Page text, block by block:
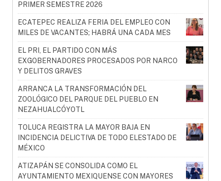
PRIMER SEMESTRE 2026
ECATEPEC REALIZA FERIA DEL EMPLEO CON
MILES DE VACANTES; HABRÁ UNA CADA MES
EL PRI, EL PARTIDO CON MÁS
EXGOBERNADORES PROCESADOS POR NARCO
Y DELITOS GRAVES
ARRANCA LA TRANSFORMACIÓN DEL
ZOOLÓGICO DEL PARQUE DEL PUEBLO EN
NEZAHUALCÓYOTL
TOLUCA REGISTRA LA MAYOR BAJA EN
INCIDENCIA DELICTIVA DE TODO ELESTADO DE
MÉXICO
ATIZAPÁN SE CONSOLIDA COMO EL
AYUNTAMIENTO MEXIQUENSE CON MAYORES